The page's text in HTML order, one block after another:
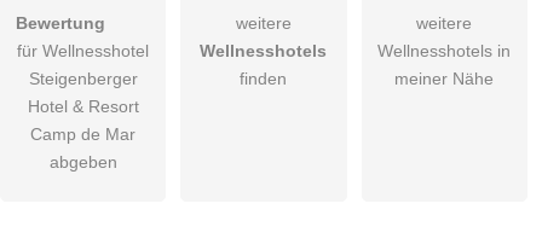
DieDatenschutzerklärunghabe ich zur Kenntnis genommen.
öffentliche Frage stellen
Hinweis:Bitte beachten Sie, öffentliche Fragen sind
Bewertung
für Wellnesshotel
Steigenberger
Hotel & Resort
Camp de Mar
abgeben
weitere
Wellnesshotels
finden
weitere
Wellnesshotels in
meiner Nähe